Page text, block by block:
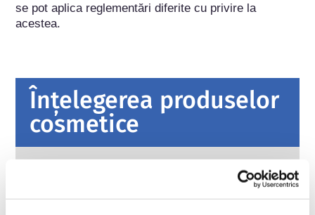
se pot aplica reglementări diferite cu privire la
acestea.
Înțelegerea produselor
cosmetice
Legile stricte asigură că produsele cosmetice